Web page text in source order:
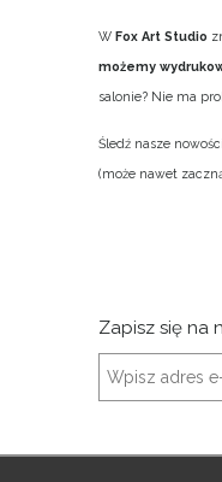
W Fox Art Studio
możemy
salonie? Nie ma
Śledź nasze
(może nawet
Zapisz się na